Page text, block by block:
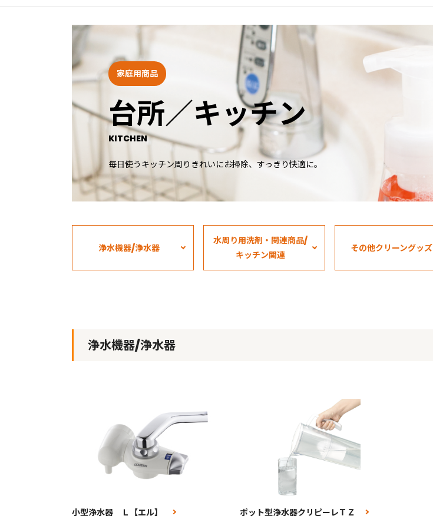
家庭用商品
台所／キッチン
KITCHEN
毎日使うキッチン周りきれいにお掃除、すっきり快適に。
浄水機器/浄水器
水周り用洗剤・関連商品/
キッチン関連
その他クリーングッズ
浄水機器/浄水器
小型浄水器 Ｌ【エル】
ポット型浄水器クリピーレＴＺ